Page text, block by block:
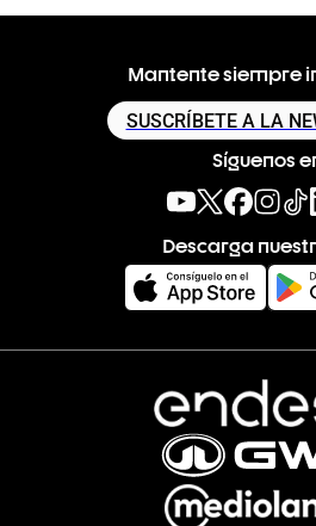
Mantente siempre
SUSCRÍBETE A LA
Síguenos
Descarga